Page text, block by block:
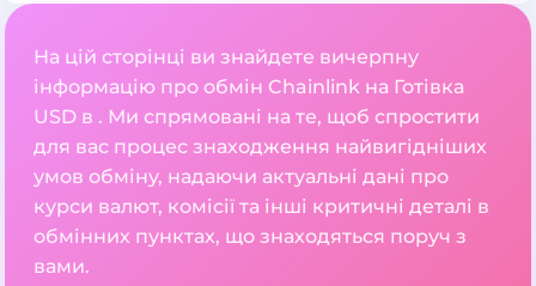
На цій сторінці ви знайдете вичерпну
інформацію про обмін Chainlink на Готівка
USD в . Ми спрямовані на те, щоб спростити
для вас процес знаходження найвигідніших
умов обміну, надаючи актуальні дані про
курси валют, комісії та інші критичні деталі в
обмінних пунктах, що знаходяться поруч з
вами.